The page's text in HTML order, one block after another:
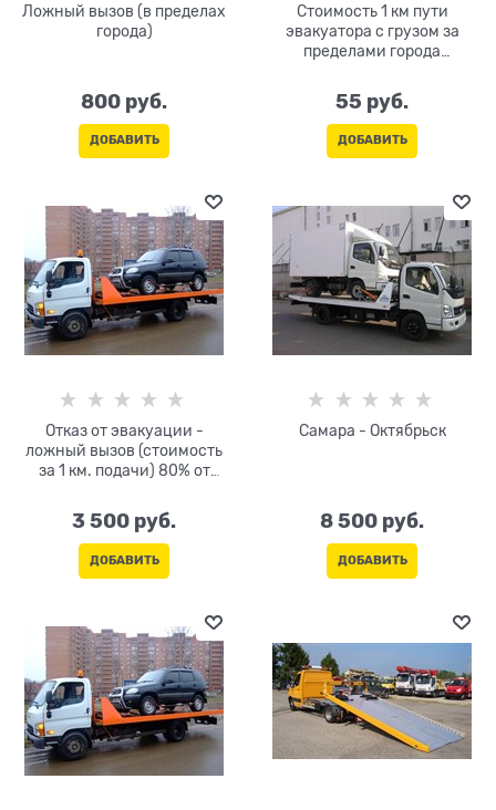
Ложный вызов (в пределах
города)
800 руб.
ДОБАВИТЬ
Стоимость 1 км пути
эвакуатора с грузом за
пределами города
только в одну сторону)
55 руб.
ДОБАВИТЬ
Отказ от эвакуации -
ложный вызов (стоимость
за 1 км. подачи) 80% от
3 500 руб.
ДОБАВИТЬ
Самара - Октябрьск
8 500 руб.
ДОБАВИТЬ